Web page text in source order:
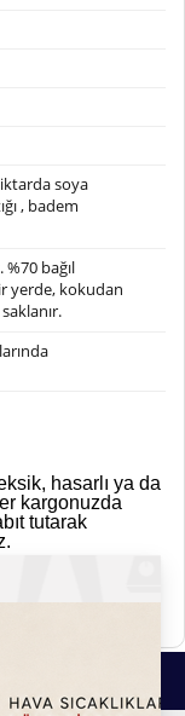
soya
, badem
%70 bağıl
yerde, kokudan
hasarlı ya da
kargonuzda
tutarak
aksi
2 iş günü